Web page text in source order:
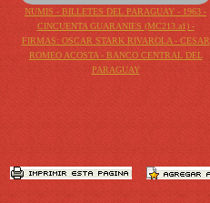
NUMIS - BILLETES DEL PARAGUAY - 1963 -
CINCUENTA GUARANIES (MC213.a1) -
FIRMAS: OSCAR STARK RIVAROLA - CESAR
ROMEO ACOSTA - BANCO CENTRAL DEL
PARAGUAY